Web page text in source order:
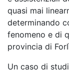
quasi mai
determinando
fenomeno e di
provincia di
Un caso di